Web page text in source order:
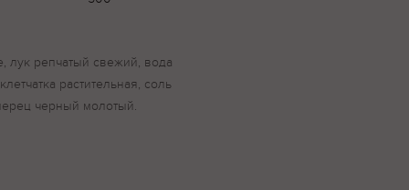
лук репчатый свежий, вода
растительная, соль
черный молотый.